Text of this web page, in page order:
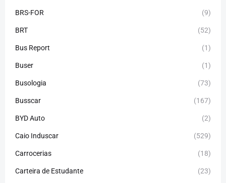
BRS-FOR (9)
BRT (52)
Bus Report (1)
Buser (1)
Busologia (73)
Busscar (167)
BYD Auto (2)
Caio Induscar (529)
Carrocerias (18)
Carteira de Estudante (23)